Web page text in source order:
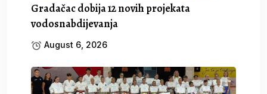
Gradačac dobija 12 novih projekata
vodosnabdijevanja
August 6, 2026